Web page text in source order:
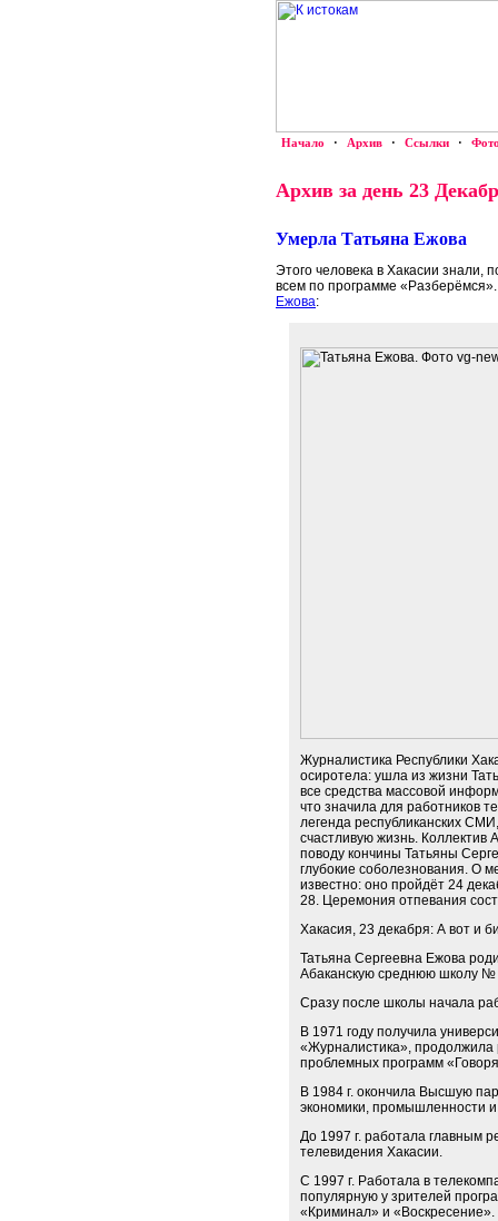
Начало · Архив · Ссылки ·
Архив за день 23
Умерла Татьяна Ежова
Этого человека в Хакасии знали,
всем по программе
Ежова:
Журналистика Республики
осиротела: ушла из жизни
все средства массовой
что значила для работников
легенда республиканских
счастливую жизнь.
поводу кончины Татьяны
глубокие соболезнования. О
известно: оно пройдёт 24
28. Церемония отпевания
Хакасия, 23 декабря: А вот и
Татьяна Сергеевна Ежова
Абаканскую среднюю школу №
Сразу после школы начала
В 1971 году получила
«Журналистика», продолжила
проблемных программ
В 1984 г. окончила Высшую
экономики, промышленности и
До 1997 г. работала главным
телевидения Хакасии.
С 1997 г. Работала в
популярную у зрителей
«Криминал» и «Воскресение».